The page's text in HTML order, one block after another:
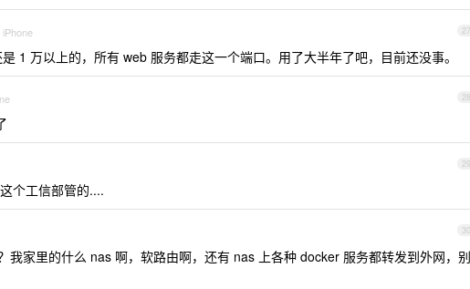
27
1 万以上的，所有 web 服务都走这一个端口。用了大半年了吧，目前还没事。
28
29
个工信部管的....
30
我家里的什么 nas 啊，软路由啊，还有 nas 上各种 docker 服务都转发到外网，别